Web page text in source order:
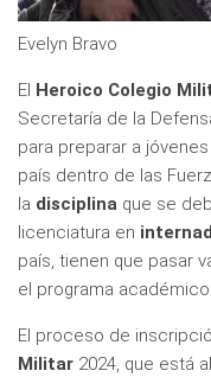
Evelyn Bravo
El Heroico Colegio
Secretaría de la
para preparar a
país dentro de las
la disciplina que se
licenciatura en
país, tienen que pasar
el programa académico.
El proceso de
Militar 2024, que está